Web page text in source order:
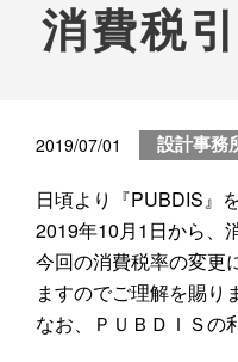
消費税
2019/07/01 設計事務
日頃より『PUBDIS』
2019年10月1日から、
今回の消費税率の変更
ますのでご理解を賜り
なお、ＰＵＢＤＩＳ